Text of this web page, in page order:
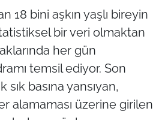
18 bini aşkın yaşlı bireyin
bir veri olmaktan
her gün
temsil ediyor. Son
sık basına yansıyan,
alamaması üzerine girilen